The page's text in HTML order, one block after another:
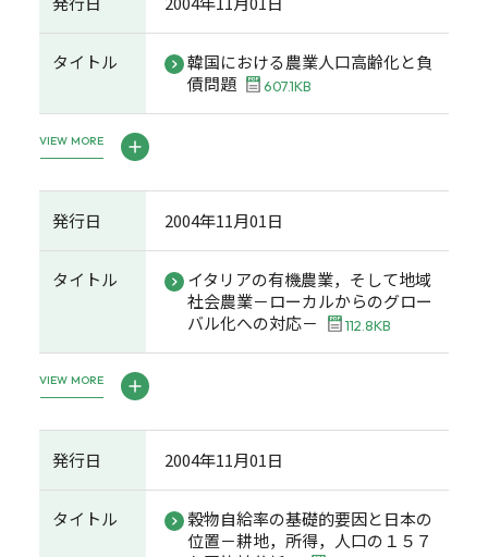
タイトル
韓国における農業人口高齢化と負
債問題
607.1KB
VIEW MORE
発行日 2004年11月01日
タイトル
イタリアの有機農業，そして地域
社会農業－ローカルからのグロー
バル化への対応－
112.8KB
VIEW MORE
発行日 2004年11月01日
タイトル
穀物自給率の基礎的要因と日本の
位置－耕地，所得，人口の１５７